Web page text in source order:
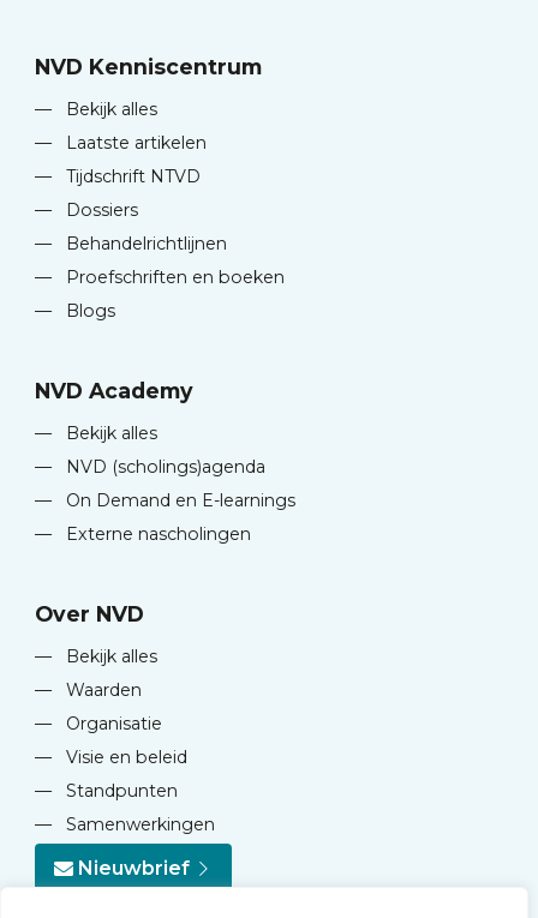
NVD Kenniscentrum
—
Bekijk alles
—
Laatste artikelen
—
Tijdschrift NTVD
—
Dossiers
—
Behandelrichtlijnen
—
Proefschriften en boeken
—
Blogs
NVD Academy
—
Bekijk alles
—
NVD (scholings)agenda
—
On Demand en E-learnings
—
Externe nascholingen
Over NVD
—
Bekijk alles
—
Waarden
—
Organisatie
—
Visie en beleid
—
Standpunten
—
Samenwerkingen
Nieuwbrief